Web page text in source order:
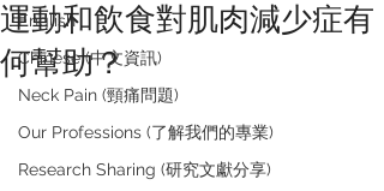
English
Chinese (中文資訊)
Neck Pain (頸痛問題)
Our Professions (了解我們的專業)
Research Sharing (研究文獻分享)
運動和飲食對肌肉減少症有
何幫助？